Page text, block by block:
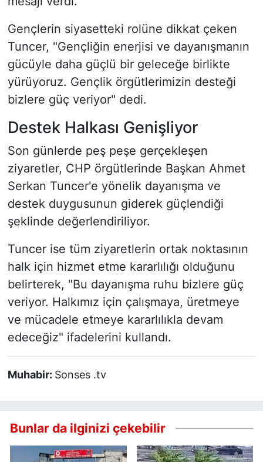
Gençlerin siyasetteki rolüne dikkat çeken
Tuncer, "Gençliğin enerjisi ve dayanışmanın
gücüyle daha güçlü bir geleceğe birlikte
yürüyoruz. Gençlik örgütlerimizin desteği
bizlere güç veriyor" dedi.
Destek Halkası Genişliyor
Son günlerde peş peşe gerçekleşen
ziyaretler, CHP örgütlerinde Başkan Ahmet
Serkan Tuncer'e yönelik dayanışma ve
destek duygusunun giderek güçlendiği
şeklinde değerlendiriliyor.
Tuncer ise tüm ziyaretlerin ortak noktasının
halk için hizmet etme kararlılığı olduğunu
belirterek, "Bu dayanışma ruhu bizlere güç
veriyor. Halkımız için çalışmaya, üretmeye
ve mücadele etmeye kararlılıkla devam
edeceğiz" ifadelerini kullandı.
Muhabir: Sonses .tv
Bunlar da ilginizi çekebilir